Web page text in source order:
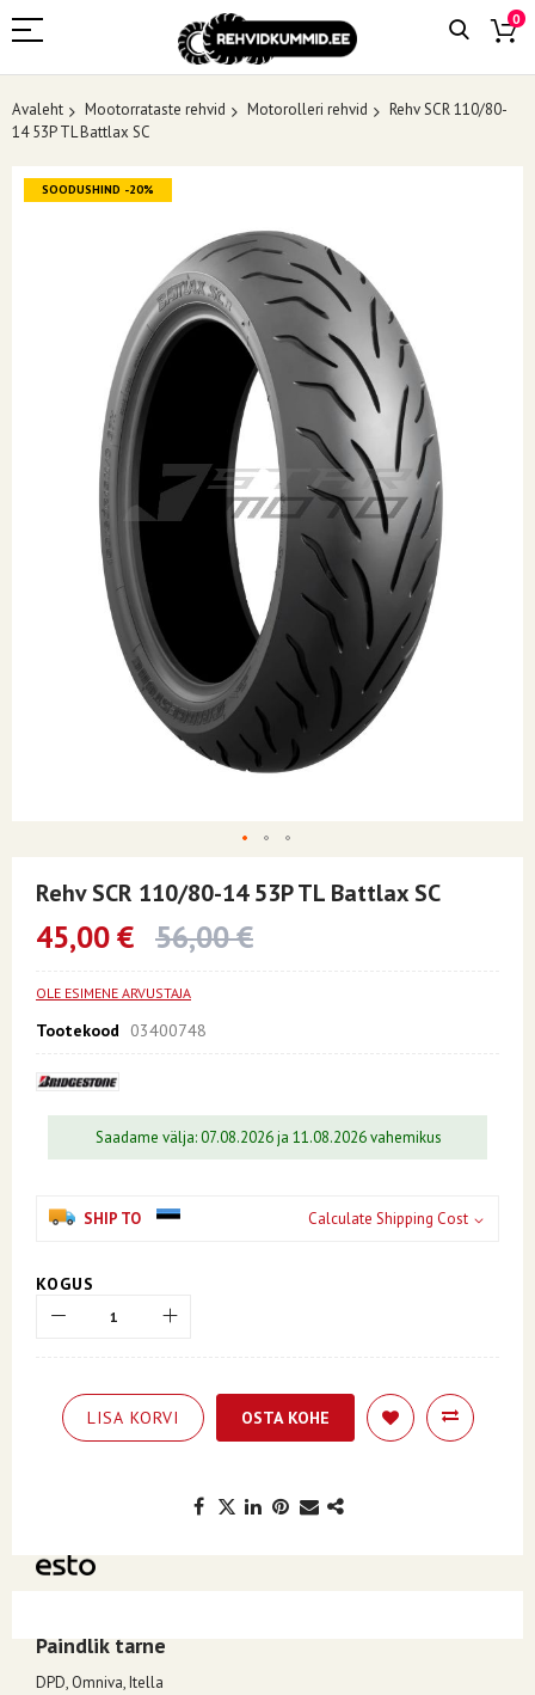
0
Avaleht Mootorrataste rehvid Motorolleri rehvid
Rehv SCR 110/80-
14 53P TL Battlax SC
Skip
SOODUSHIND -20%
beginning
images
Rehv SCR 110/80-14 53P TL Battlax SC
45,00 € 56,00 €
OLE ESIMENE ARVUSTAJA
Tootekood 03400748
Saadame välja: 07.08.2026 ja 11.08.2026 vahemikus
SHIP TO Calculate Shipping Cost
KOGUS
LISA KORVI OSTA KOHE
Paindlik tarne
DPD, Omniva, Itella